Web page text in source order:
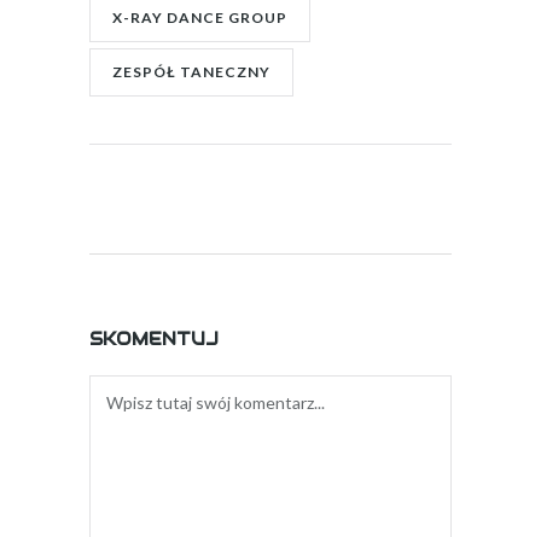
X-RAY DANCE GROUP
ZESPÓŁ TANECZNY
SKOMENTUJ